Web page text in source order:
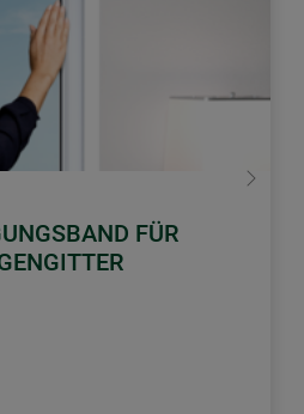
FÜR
Weiter